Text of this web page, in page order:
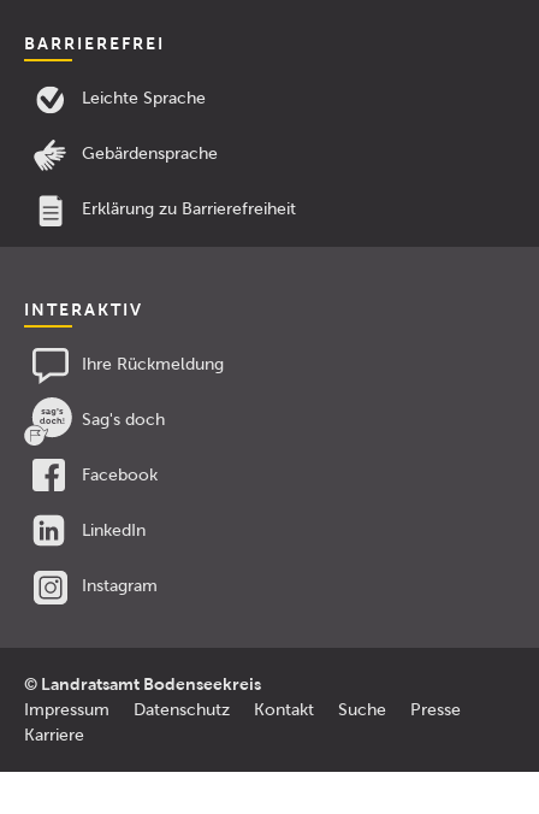
BARRIEREFREI
Leichte Sprache
Gebärdensprache
Erklärung zu Barrierefreiheit
INTERAKTIV
Ihre Rückmeldung
Sag's doch
Facebook
LinkedIn
Instagram
© Landratsamt Bodenseekreis
Impressum Datenschutz Kontakt Suche
Presse
Karriere